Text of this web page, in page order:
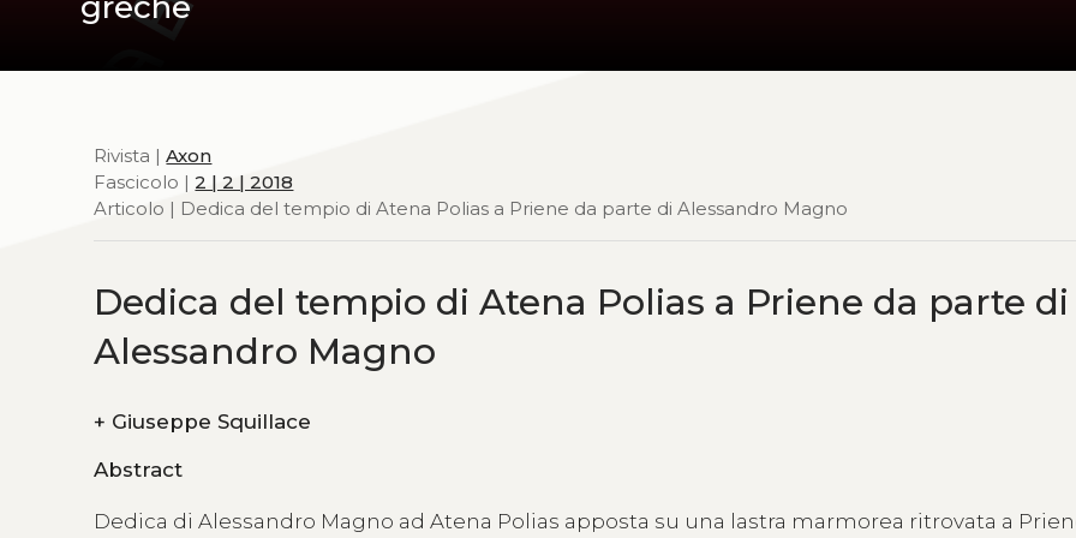
Rivista |Axon
Fascicolo | 2 | 2 | 2018
Articolo | Dedica del tempio di Atena Polias a Priene da parte di Alessandro Magno
Dedica del tempio di Atena Polias a Priene da parte di
Alessandro Magno
+ Giuseppe Squillace
Abstract
Dedica di Alessandro Magno ad Atena Polias apposta su una lastra marmorea ritrovata a